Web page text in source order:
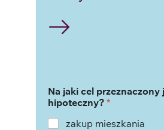
Na jaki cel przeznaczony
hipoteczny? *
zakup mieszkania